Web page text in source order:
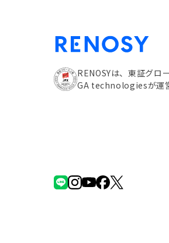
RENOSYは、東証グロ
GA technologiesが運